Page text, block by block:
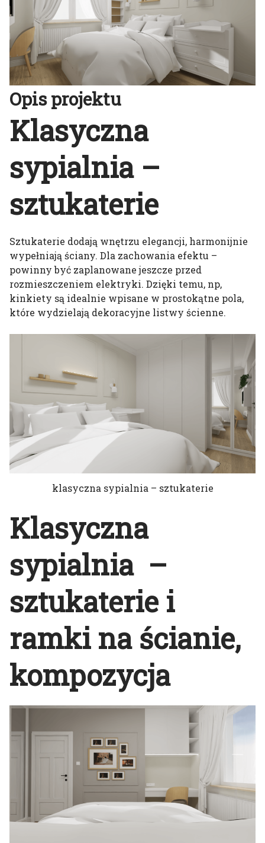
Opis projektu
Klasyczna
sypialnia –
sztukaterie
Sztukaterie dodają wnętrzu elegancji, harmonijnie
wypełniają ściany. Dla zachowania efektu –
powinny być zaplanowane jeszcze przed
rozmieszczeniem elektryki. Dzięki temu, np,
kinkiety są idealnie wpisane w prostokątne pola,
które wydzielają dekoracyjne listwy ścienne.
klasyczna sypialnia – sztukaterie
Klasyczna
sypialnia –
sztukaterie i
ramki na ścianie,
kompozycja